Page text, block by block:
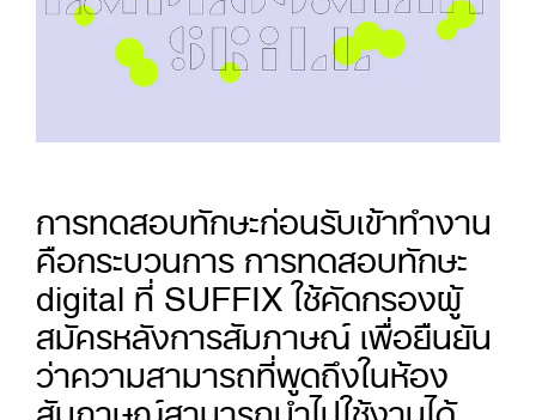
การทดสอบทักษะก่อนรับเข้าทำงาน
คือกระบวนการ การทดสอบทักษะ
digital ที่ SUFFIX ใช้คัดกรองผู้
สมัครหลังการสัมภาษณ์ เพื่อยืนยัน
ว่าความสามารถที่พูดถึงในห้อง
สัมภาษณ์สามารถนำไปใช้งานได้